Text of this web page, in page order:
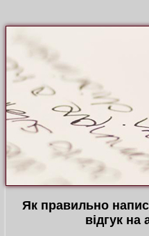
Як правильно
відгук на